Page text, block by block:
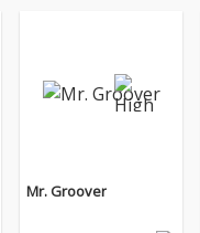
Mr. Groover